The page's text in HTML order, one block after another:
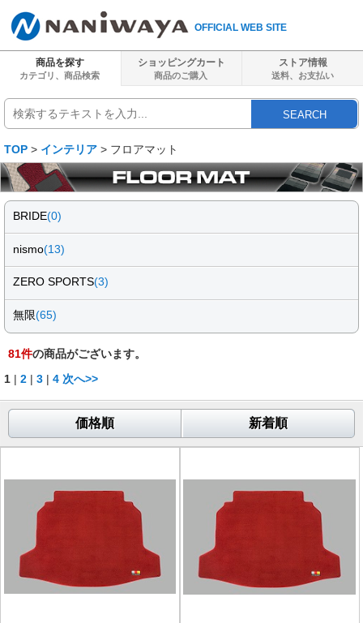
OFFICIAL WEB SITE
商品を探す
カテゴリ、商品検索
ショッピングカート
商品のご購入
ストア情報
送料、 お支払い
SEARCH
TOP > インテリア > フロアマット
BRIDE(0)
nismo(13)
ZERO SPORTS(3)
無限(65)
81件の商品がございます。
1 | 2 | 3 | 4 次へ>>
価格順 新着順